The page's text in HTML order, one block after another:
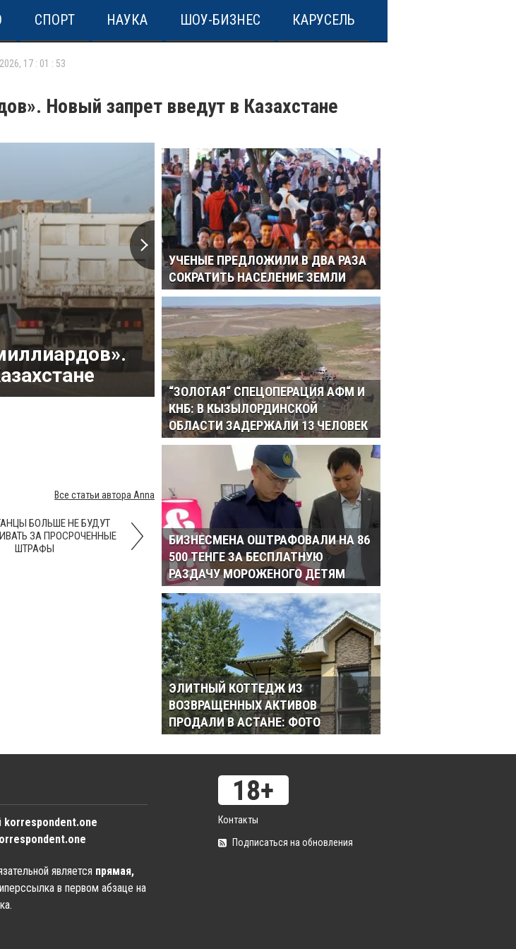
СПОРТ НАУКА ШОУ-БИЗНЕС КАРУСЕЛЬ
, 17 : 01 : 53
Новый запрет введут в Казахстане
Все статьи автора Anna
БОЛЬШЕ НЕ БУДУТ
ЗА ПРОСРОЧЕННЫЕ
ШТРАФЫ
УЧЕНЫЕ ПРЕДЛОЖИЛИ В ДВА РАЗА
СОКРАТИТЬ НАСЕЛЕНИЕ ЗЕМЛИ
“ЗОЛОТАЯ“ СПЕЦОПЕРАЦИЯ АФМ И
КНБ: В КЫЗЫЛОРДИНСКОЙ
ОБЛАСТИ ЗАДЕРЖАЛИ 13 ЧЕЛОВЕК
БИЗНЕСМЕНА ОШТРАФОВАЛИ НА 86
500 ТЕНГЕ ЗА БЕСПЛАТНУЮ
РАЗДАЧУ МОРОЖЕНОГО ДЕТЯМ
ЭЛИТНЫЙ КОТТЕДЖ ИЗ
ВОЗВРАЩЕННЫХ АКТИВОВ
ПРОДАЛИ В АСТАНЕ: ФОТО
korrespondent.one
является прямая,
в первом абзаце на
Контакты
Подписаться на обновления